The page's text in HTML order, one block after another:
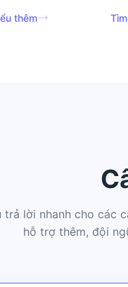
thêm
trả lời nhanh cho các
hỗ trợ thêm, đội